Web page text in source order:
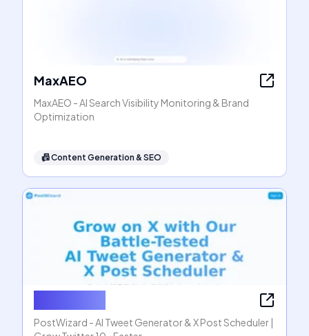
MaxAEO
MaxAEO - AI Search Visibility Monitoring & Brand
Optimization
📠Content Generation & SEO
PostWizard - AI Tweet Generator & X Post Scheduler |